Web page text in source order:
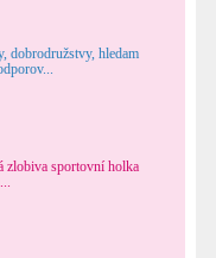
dobrodružstvy, hledam
zlobiva sportovní holka